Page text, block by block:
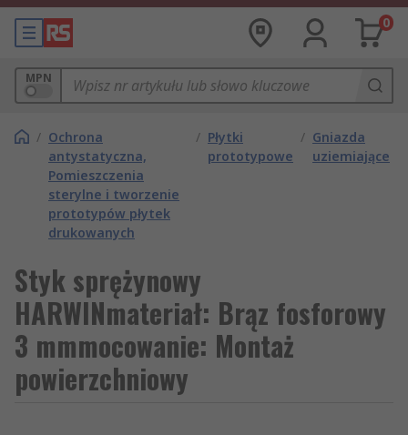
0
MPN
/ Ochrona
antystatyczna,
Pomieszczenia
sterylne i tworzenie
prototypów płytek
drukowanych
/ Płytki
prototypowe
/ Gniazda
uziemiające
Styk sprężynowy
HARWINmateriał: Brąz fosforowy
3 mmmocowanie: Montaż
powierzchniowy